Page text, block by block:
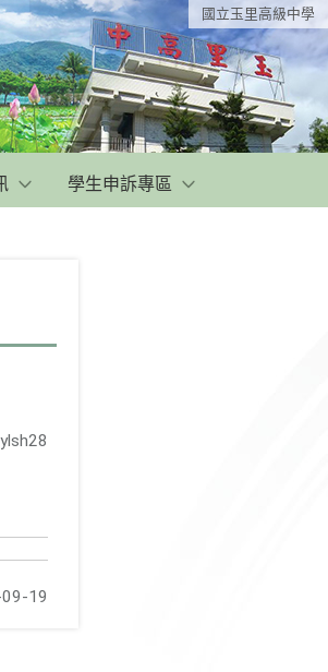
國立玉里高級中學
學生申訴專區
ylsh28
19